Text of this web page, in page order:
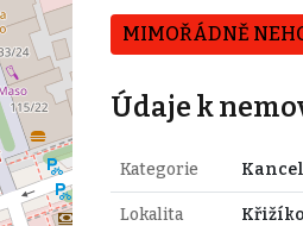
MIMOŘÁDNĚ
Údaje k
Kategorie
Lokalita